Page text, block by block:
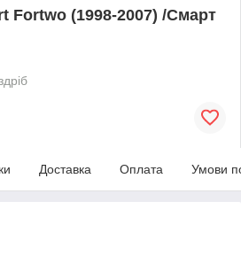
Fortwo (1998-2007) /Смарт
Доставка Оплата Умови